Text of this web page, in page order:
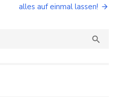
alles auf einmal lassen!
